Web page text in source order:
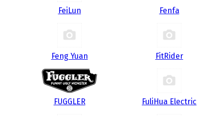
FeiLun Fenfa
Feng Yuan FitRider
FUGGLER FuliHua Electric